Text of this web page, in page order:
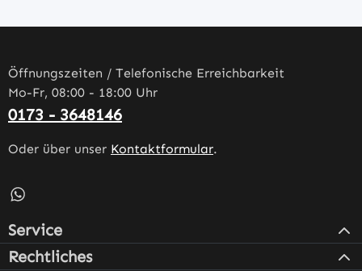
Öffnungszeiten / Telefonische Erreichbarkeit
Mo-Fr, 08:00 - 18:00 Uhr
0173 - 3648146
Oder über unser Kontaktformular.
Schreib uns auf WhatsApp – öffnet in neuem Tab
Service
Rechtliches